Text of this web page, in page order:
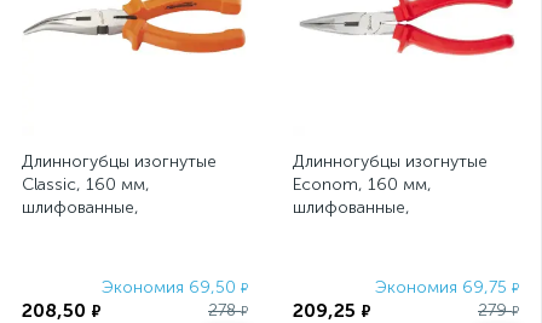
Длинногубцы изогнутые
Classic, 160 мм,
шлифованные,
Экономия 69,50 ₽
208,50 ₽ 278₽
Длинногубцы изогнутые
Econom, 160 мм,
шлифованные,
Экономия 69,75 ₽
209,25 ₽ 279₽